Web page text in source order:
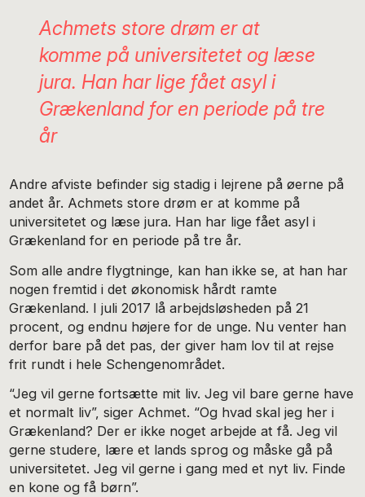
Achmets store drøm er at
komme på universitetet og læse
jura. Han har lige fået asyl i
Grækenland for en periode på tre
år
Andre afviste befinder sig stadig i lejrene på øerne på
andet år. Achmets store drøm er at komme på
universitetet og læse jura. Han har lige fået asyl i
Grækenland for en periode på tre år.
Som alle andre flygtninge, kan han ikke se, at han har
nogen fremtid i det økonomisk hårdt ramte
Grækenland. I juli 2017 lå arbejdsløsheden på 21
procent, og endnu højere for de unge. Nu venter han
derfor bare på det pas, der giver ham lov til at rejse
frit rundt i hele Schengenområdet.
“Jeg vil gerne fortsætte mit liv. Jeg vil bare gerne have
et normalt liv”, siger Achmet. “Og hvad skal jeg her i
Grækenland? Der er ikke noget arbejde at få. Jeg vil
gerne studere, lære et lands sprog og måske gå på
universitetet. Jeg vil gerne i gang med et nyt liv. Finde
en kone og få børn”.